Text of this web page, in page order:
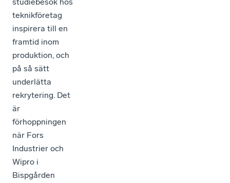
teknikföretag
inspirera till en
framtid inom
produktion, och
på så sätt
underlätta
rekrytering. Det
är
förhoppningen
när Fors
Industrier och
Wipro i
Bispgården